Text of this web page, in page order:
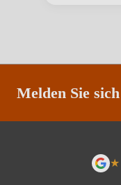
Restzucker in g/L
Säuregehalt in g/L
Melden Sie
★